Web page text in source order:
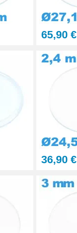
65,90 €
36,90 €